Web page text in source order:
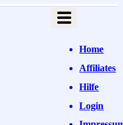
Home
Affiliates
Hilfe
Login